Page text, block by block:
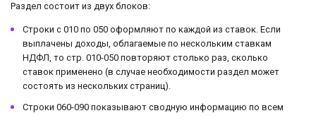
Раздел состоит из двух блоков:
Строки с 010 по 050 оформляют по каждой из ставок. Если
выплачены доходы, облагаемые по нескольким ставкам
НДФЛ, то стр. 010-050 повторяют столько раз, сколько
ставок применено (в случае необходимости раздел может
состоять из нескольких страниц).
Строки 060-090 показывают сводную информацию по всем